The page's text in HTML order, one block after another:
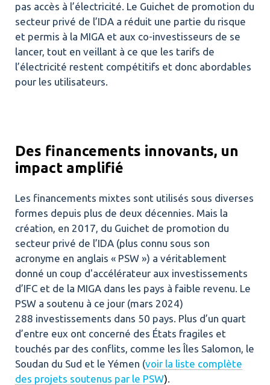
pas accès à l’électricité. Le Guichet de promotion du
secteur privé de l’IDA a réduit une partie du risque
et permis à la MIGA et aux co-investisseurs de se
lancer, tout en veillant à ce que les tarifs de
l’électricité restent compétitifs et donc abordables
pour les utilisateurs.
Des financements innovants, un
impact amplifié
Les financements mixtes sont utilisés sous diverses
formes depuis plus de deux décennies. Mais la
création, en 2017, du Guichet de promotion du
secteur privé de l’IDA (plus connu sous son
acronyme en anglais « PSW ») a véritablement
donné un coup d'accélérateur aux investissements
d’IFC et de la MIGA dans les pays à faible revenu. Le
PSW a soutenu à ce jour (mars 2024)
288 investissements dans 50 pays. Plus d’un quart
d’entre eux ont concerné des États fragiles et
touchés par des conflits, comme les Îles Salomon, le
Soudan du Sud et le Yémen (voir la liste complète
des projets soutenus par le PSW).